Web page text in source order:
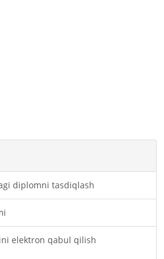
diplomni tasdiqlash
elektron qabul qilish